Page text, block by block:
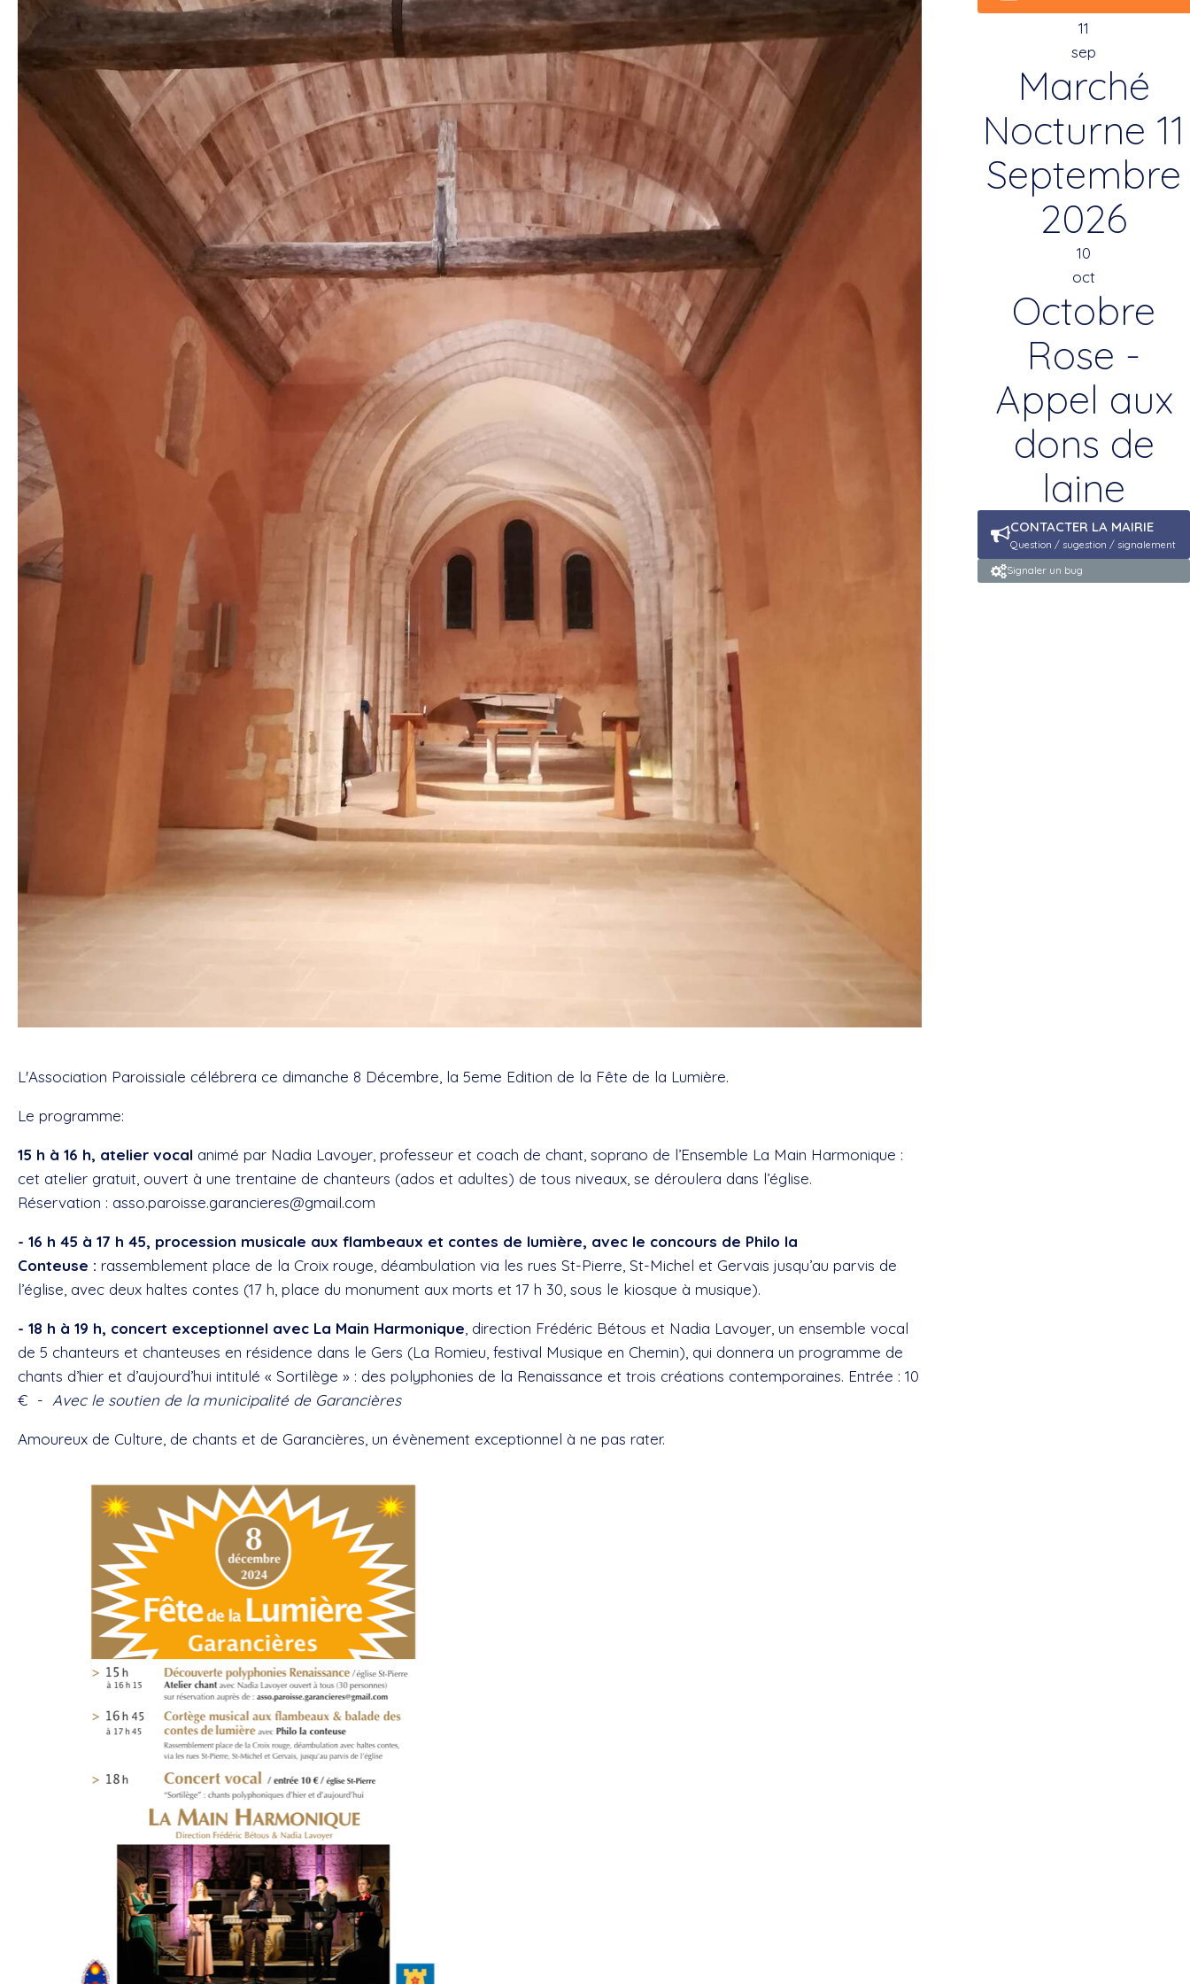
11
sep
Marché
Nocturne 11
Septembre
2026
10
oct
Octobre
Rose -
Appel aux
dons de
laine
CONTACTER LA MAIRIE
Question / sugestion / signalement
Signaler un bug
L'Association Paroissiale célébrera ce dimanche 8 Décembre, la 5eme Edition de la Fête de la Lumière.
Le programme:
15 h à 16 h, atelier vocal animé par Nadia Lavoyer, professeur et coach de chant, soprano de l’Ensemble La Main Harmonique :
cet atelier gratuit, ouvert à une trentaine de chanteurs (ados et adultes) de tous niveaux, se déroulera dans l’église.
Réservation : asso.paroisse.garancieres@gmail.com
- 16 h 45 à 17 h 45, procession musicale aux flambeaux et contes de lumière, avec le concours de Philo la
Conteuse : rassemblement place de la Croix rouge, déambulation via les rues St-Pierre, St-Michel et Gervais jusqu’au parvis de
l’église, avec deux haltes contes (17 h, place du monument aux morts et 17 h 30, sous le kiosque à musique).
- 18 h à 19 h, concert exceptionnel avec La Main Harmonique , direction Frédéric Bétous et Nadia Lavoyer, un ensemble vocal
de 5 chanteurs et chanteuses en résidence dans le Gers (La Romieu, festival Musique en Chemin), qui donnera un programme de
chants d’hier et d’aujourd’hui intitulé « Sortilège » : des polyphonies de la Renaissance et trois créations contemporaines. Entrée : 10
€ - Avec le soutien de la municipalité de Garancières
Amoureux de Culture, de chants et de Garancières, un évènement exceptionnel à ne pas rater.